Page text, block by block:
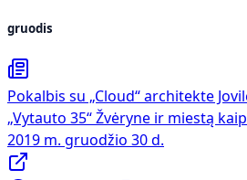
gruodis
Pokalbis su „Cloud“ architekte
„Vytauto 35“ Žvėryne ir miestą
2019 m. gruodžio 30 d.